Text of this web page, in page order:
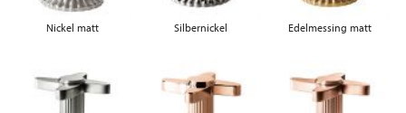
Nickel matt Silbernickel Edelmessing matt